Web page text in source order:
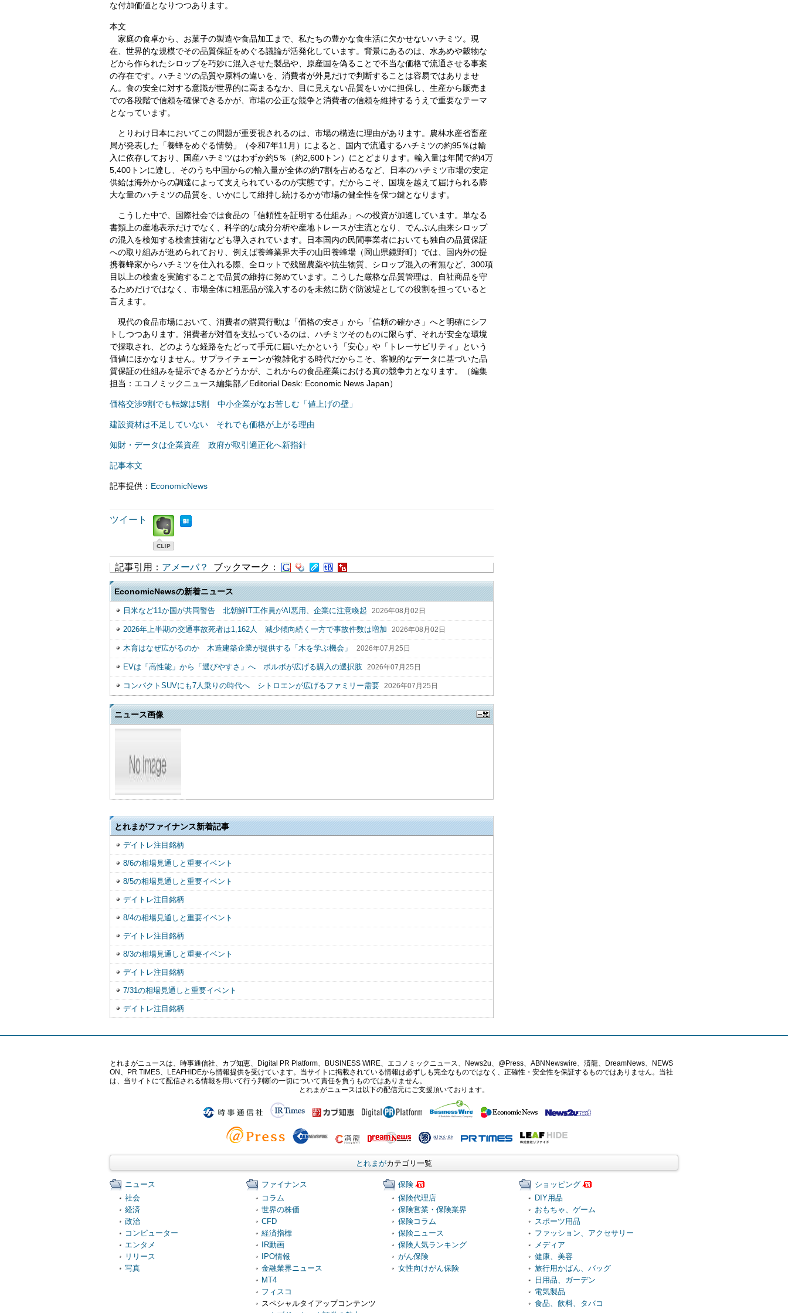
な付加価値となりつつあります。
本文
家庭の食卓から、お菓子の製造や食品加工まで、私たちの豊かな食生活に欠かせないハチミツ。現
在、世界的な規模でその品質保証をめぐる議論が活発化しています。背景にあるのは、水あめや穀物な
どから作られたシロップを巧妙に混入させた製品や、原産国を偽ることで不当な価格で流通させる事案
の存在です。ハチミツの品質や原料の違いを、消費者が外見だけで判断することは容易ではありませ
ん。食の安全に対する意識が世界的に高まるなか、目に見えない品質をいかに担保し、生産から販売ま
での各段階で信頼を確保できるかが、市場の公正な競争と消費者の信頼を維持するうえで重要なテーマ
となっています。
とりわけ日本においてこの問題が重要視されるのは、市場の構造に理由があります。農林水産省畜産
局が発表した「養蜂をめぐる情勢」（令和7年11月）によると、国内で流通するハチミツの約95％は輸
入に依存しており、国産ハチミツはわずか約5％（約2,600トン）にとどまります。輸入量は年間で約4万
5,400トンに達し、そのうち中国からの輸入量が全体の約7割を占めるなど、日本のハチミツ市場の安定
供給は海外からの調達によって支えられているのが実態です。だからこそ、国境を越えて届けられる膨
大な量のハチミツの品質を、いかにして維持し続けるかが市場の健全性を保つ鍵となります。
こうした中で、国際社会では食品の「信頼性を証明する仕組み」への投資が加速しています。単なる
書類上の産地表示だけでなく、科学的な成分分析や産地トレースが主流となり、でんぷん由来シロップ
の混入を検知する検査技術なども導入されています。日本国内の民間事業者においても独自の品質保証
への取り組みが進められており、例えば養蜂業界大手の山田養蜂場（岡山県鏡野町）では、国内外の提
携養蜂家からハチミツを仕入れる際、全ロットで残留農薬や抗生物質、シロップ混入の有無など、300項
目以上の検査を実施することで品質の維持に努めています。こうした厳格な品質管理は、自社商品を守
るためだけではなく、市場全体に粗悪品が流入するのを未然に防ぐ防波堤としての役割を担っていると
言えます。
現代の食品市場において、消費者の購買行動は「価格の安さ」から「信頼の確かさ」へと明確にシフ
トしつつあります。消費者が対価を支払っているのは、ハチミツそのものに限らず、それが安全な環境
で採取され、どのような経路をたどって手元に届いたかという「安心」や「トレーサビリティ」という
価値にほかなりません。サプライチェーンが複雑化する時代だからこそ、客観的なデータに基づいた品
質保証の仕組みを提示できるかどうかが、これからの食品産業における真の競争力となります。（編集
担当：エコノミックニュース編集部／Editorial Desk: Economic News Japan）
価格交渉9割でも転嫁は5割 中小企業がなお苦しむ「値上げの壁」
建設資材は不足していない それでも価格が上がる理由
知財・データは企業資産 政府が取引適正化へ新指針
記事本文
記事提供： EconomicNews
ツイート
記事引用： アメーバ？ ブックマーク：
EconomicNewsの新着ニュース
日米など11か国が共同警告 北朝鮮IT工作員がAI悪用、企業に注意喚起 2026年08月02日
2026年上半期の交通事故死者は1,162人 減少傾向続く一方で事故件数は増加 2026年08月02日
木育はなぜ広がるのか 木造建築企業が提供する「木を学ぶ機会」 2026年07月25日
EVは「高性能」から「選びやすさ」へ ボルボが広げる購入の選択肢 2026年07月25日
コンパクトSUVにも7人乗りの時代へ シトロエンが広げるファミリー需要 2026年07月25日
ニュース画像
とれまがファイナンス新着記事
デイトレ注目銘柄
8/6の相場見通しと重要イベント
8/5の相場見通しと重要イベント
デイトレ注目銘柄
8/4の相場見通しと重要イベント
デイトレ注目銘柄
8/3の相場見通しと重要イベント
デイトレ注目銘柄
7/31の相場見通しと重要イベント
デイトレ注目銘柄
とれまがニュースは、時事通信社、カブ知恵、Digital PR Platform、BUSINESS WIRE、エコノミックニュース、News2u、@Press、ABNNewswire、済龍、DreamNews、NEWS
ON、PR TIMES、LEAFHIDEから情報提供を受けています。当サイトに掲載されている情報は必ずしも完全なものではなく、正確性・安全性を保証するものではありません。当社
は、当サイトにて配信される情報を用いて行う判断の一切について責任を負うものではありません。
とれまがニュースは以下の配信元にご支援頂いております。
とれまがカテゴリ一覧
ニュース
社会
経済
政治
コンピューター
エンタメ
リリース
写真
ファイナンス
コラム
世界の株価
CFD
経済指標
IR動画
IPO情報
金融業界ニュース
MT4
フィスコ
スペシャルタイアップコンテンツ
保険
保険代理店
保険営業・保険業界
保険コラム
保険ニュース
保険人気ランキング
がん保険
女性向けがん保険
ショッピング
DIY用品
おもちゃ、ゲーム
スポーツ用品
ファッション、アクセサリー
メディア
健康、美容
旅行用かばん、バッグ
日用品、ガーデン
電気製品
食品、飲料、タバコ